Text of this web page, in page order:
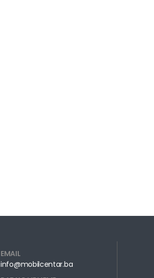
EMAIL
info@mobilcentar.ba